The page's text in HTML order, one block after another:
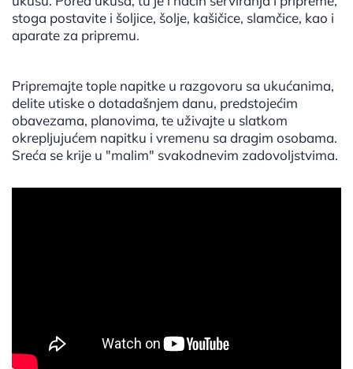
stoga postavite i šoljice, šolje, kašičice, slamčice, kao i
aparate za pripremu.
Pripremajte tople napitke u razgovoru sa ukućanima,
delite utiske o dotadašnjem danu, predstojećim
obavezama, planovima, te uživajte u slatkom
okrepljujućem napitku i vremenu sa dragim osobama.
Sreća se krije u "malim" svakodnevim zadovoljstvima.